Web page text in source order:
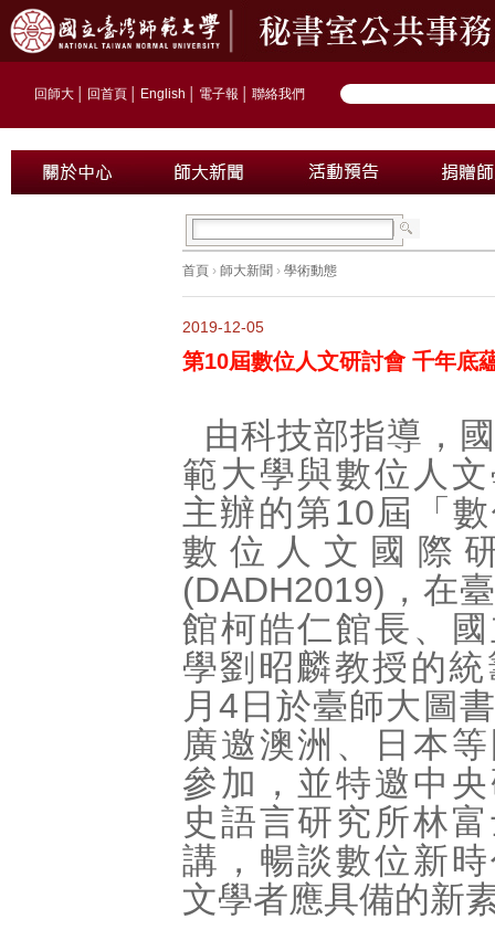
回師大 回首頁 English 電子報 聯絡我們
首頁 › 師大新聞 › 學術動態
2019-12-05
第10屆數位人文研討會 千年底
由科技部指導，
範大學與數位人
主辦的第10屆「
數位人文國際
(DADH2019)，在
館柯皓仁館長、
學劉昭麟教授的
月4日於臺師大圖
廣邀澳洲、日本
參加，並特邀中
史語言研究所林
講，暢談數位新
文學者應具備的新